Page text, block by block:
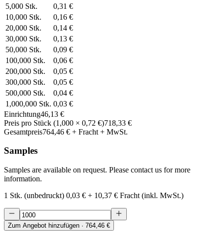
5,000 Stk.
0,31 €
10,000 Stk.
0,16 €
20,000 Stk.
0,14 €
30,000 Stk.
0,13 €
50,000 Stk.
0,09 €
100,000 Stk.
0,06 €
200,000 Stk.
0,05 €
300,000 Stk.
0,05 €
500,000 Stk.
0,04 €
1,000,000 Stk. 0,03 €
Einrichtung46,13 €
Preis pro Stück (1,000 × 0,72 €)718,33 €
Gesamtpreis764,46 € + Fracht + MwSt.
Samples
Samples are available on request. Please contact us for more
information.
1 Stk. (unbedruckt) 0,03 € + 10,37 € Fracht (inkl. MwSt.)
Zum Angebot hinzufügen · 764,46 €